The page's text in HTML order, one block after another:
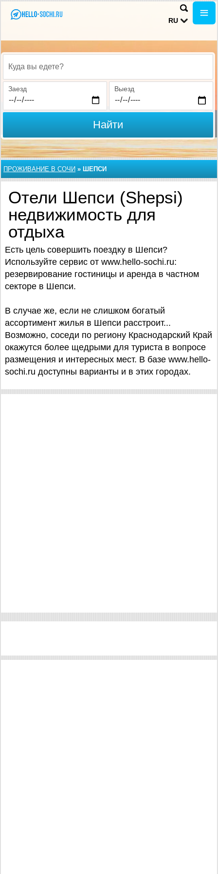
RU
Куда вы едете?
Заезд Выезд
Найти
ПРОЖИВАНИЕ В CОЧИ » ШЕПСИ
Отели Шепси (Shepsi)
недвижимость для
отдыха
Есть цель совершить поездку в Шепси?
Используйте сервис от www.hello-sochi.ru:
резервирование гостиницы и аренда в частном
секторе в Шепси.
В случае же, если не слишком богатый
ассортимент жилья в Шепси расстроит...
Возможно, соседи по региону Краснодарский Край
окажутся более щедрыми для туриста в вопросе
размещения и интересных мест. В базе www.hello-
sochi.ru доступны варианты и в этих городах.